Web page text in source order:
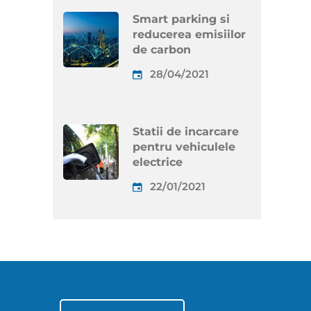
Smart parking si
reducerea emisiilor
de carbon
28/04/2021
Statii de incarcare
pentru vehiculele
electrice
22/01/2021